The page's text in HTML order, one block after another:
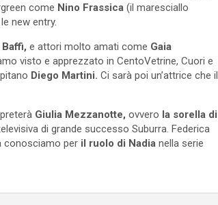
come Nino Frassica (il maresciallo
new entry.
e attori molto amati come Gaia
visto e apprezzato in CentoVetrine, Cuori e
Diego Martini. Ci sarà poi un’attrice che il
Giulia Mezzanotte, ovvero la sorella di
di grande successo Suburra. Federica
conosciamo per il ruolo di Nadia nella serie